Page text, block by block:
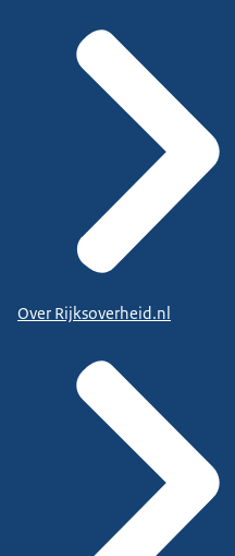
Over Rijksoverheid.nl